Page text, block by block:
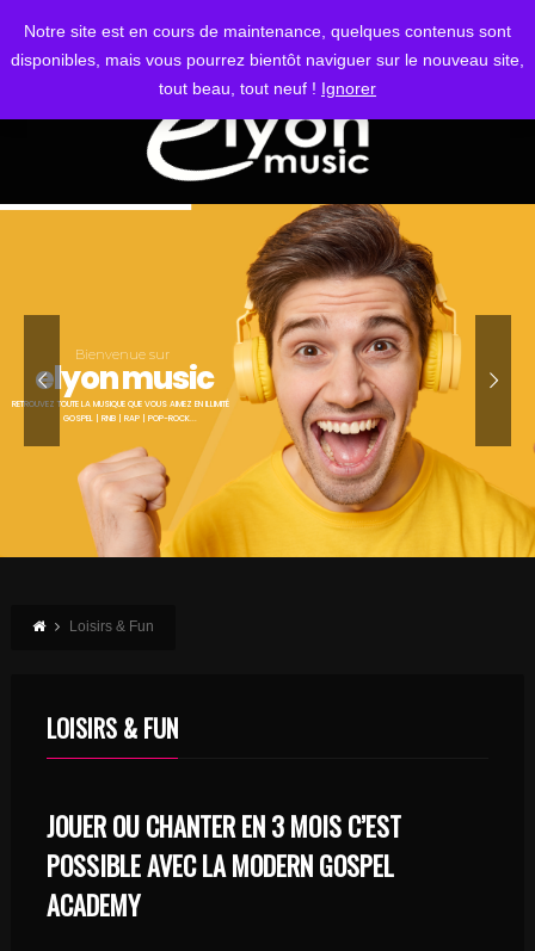
Notre site est en cours de maintenance, quelques contenus sont
disponibles, mais vous pourrez bientôt naviguer sur le nouveau site,
tout beau, tout neuf ! Ignorer
S'IDENTIFIER
Bienvenue sur
elyon music
RETROUVEZ TOUTE LA MUSIQUE QUE VOUS AIMEZ EN ILLIMITÉ
GOSPEL | RNB | RAP | POP-ROCK...
Loisirs & Fun
LOISIRS & FUN
JOUER OU CHANTER EN 3 MOIS C’EST
POSSIBLE AVEC LA MODERN GOSPEL
ACADEMY